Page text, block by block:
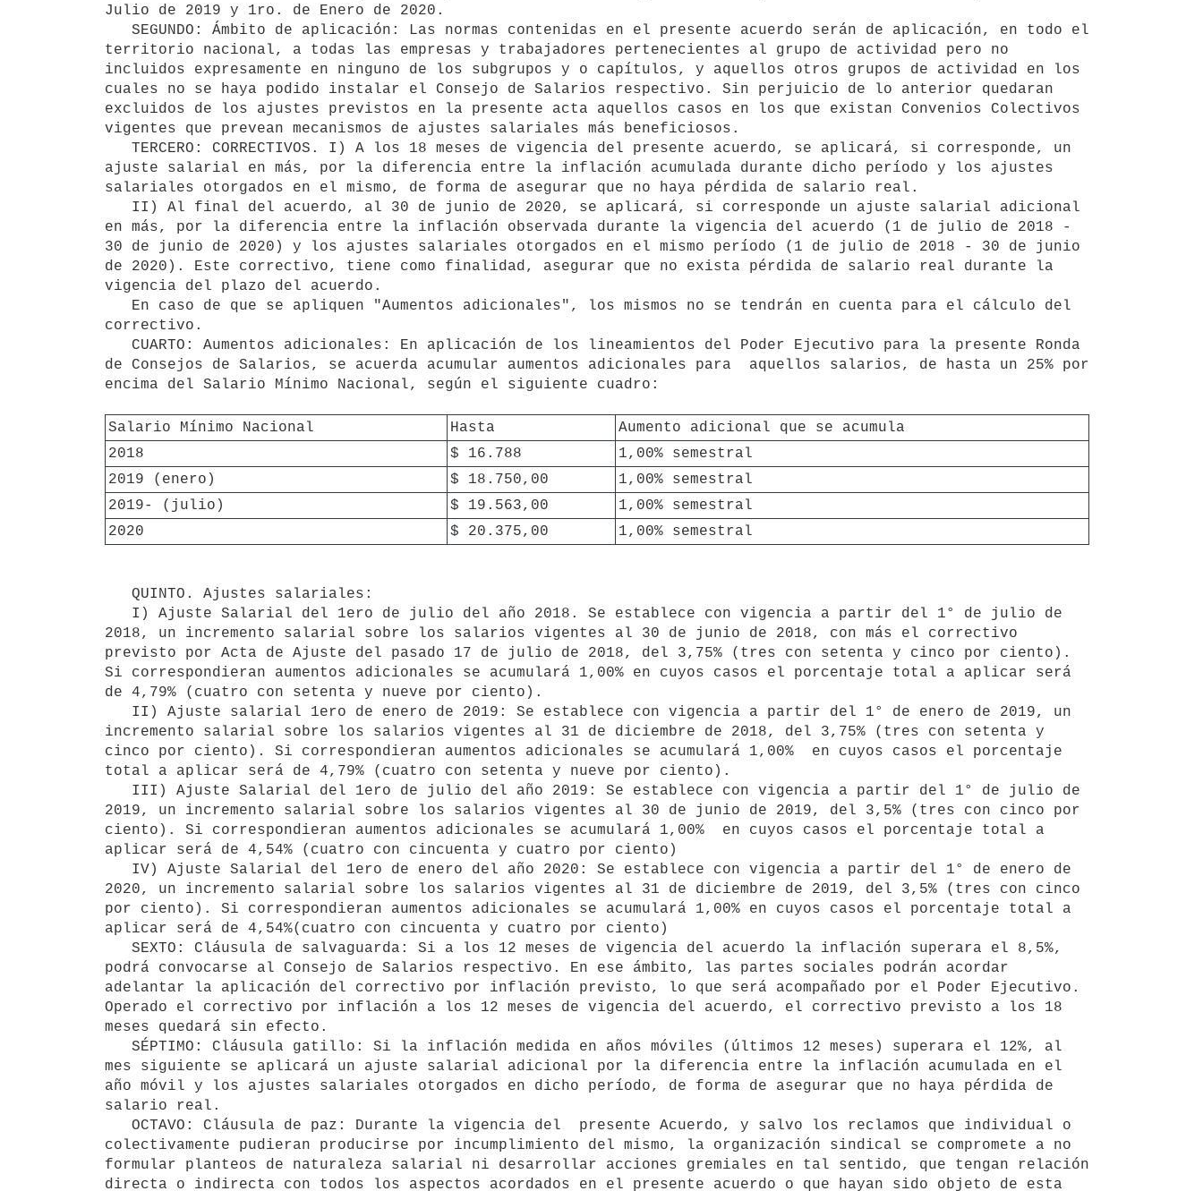
Julio de 2019 y 1ro. de Enero de 2020.
territorio nacional, a todas las empresas y trabajadores pertenecientes al grupo de actividad pero no
incluidos expresamente en ninguno de los subgrupos y o capítulos, y aquellos otros grupos de actividad en los
cuales no se haya podido instalar el Consejo de Salarios respectivo. Sin perjuicio de lo anterior quedaran
excluidos de los ajustes previstos en la presente acta aquellos casos en los que existan Convenios Colectivos
vigentes que prevean mecanismos de ajustes salariales más beneficiosos.
ajuste salarial en más, por la diferencia entre la inflación acumulada durante dicho período y los ajustes
salariales otorgados en el mismo, de forma de asegurar que no haya pérdida de salario real.
en más, por la diferencia entre la inflación observada durante la vigencia del acuerdo (1 de julio de 2018 -
30 de junio de 2020) y los ajustes salariales otorgados en el mismo período (1 de julio de 2018 - 30 de junio
de 2020). Este correctivo, tiene como finalidad, asegurar que no exista pérdida de salario real durante la
vigencia del plazo del acuerdo.
correctivo.
de Consejos de Salarios, se acuerda acumular aumentos adicionales para  aquellos salarios, de hasta un 25% por
encima del Salario Mínimo Nacional, según el siguiente cuadro:
Salario Mínimo Nacional Hasta
Aumento adicional que se acumula
2018
$ 16.788
1,00% semestral
2019 (enero)
$ 18.750,00
1,00% semestral
2019- (julio)
$ 19.563,00
1,00% semestral
2020
$ 20.375,00 1,00% semestral
2018, un incremento salarial sobre los salarios vigentes al 30 de junio de 2018, con más el correctivo
previsto por Acta de Ajuste del pasado 17 de julio de 2018, del 3,75% (tres con setenta y cinco por ciento).
Si correspondieran aumentos adicionales se acumulará 1,00% en cuyos casos el porcentaje total a aplicar será
de 4,79% (cuatro con setenta y nueve por ciento).
incremento salarial sobre los salarios vigentes al 31 de diciembre de 2018, del 3,75% (tres con setenta y
cinco por ciento). Si correspondieran aumentos adicionales se acumulará 1,00%  en cuyos casos el porcentaje
total a aplicar será de 4,79% (cuatro con setenta y nueve por ciento).
2019, un incremento salarial sobre los salarios vigentes al 30 de junio de 2019, del 3,5% (tres con cinco por
ciento). Si correspondieran aumentos adicionales se acumulará 1,00%  en cuyos casos el porcentaje total a
aplicar será de 4,54% (cuatro con cincuenta y cuatro por ciento)
2020, un incremento salarial sobre los salarios vigentes al 31 de diciembre de 2019, del 3,5% (tres con cinco
por ciento). Si correspondieran aumentos adicionales se acumulará 1,00% en cuyos casos el porcentaje total a
aplicar será de 4,54%(cuatro con cincuenta y cuatro por ciento)
podrá convocarse al Consejo de Salarios respectivo. En ese ámbito, las partes sociales podrán acordar
adelantar la aplicación del correctivo por inflación previsto, lo que será acompañado por el Poder Ejecutivo.
Operado el correctivo por inflación a los 12 meses de vigencia del acuerdo, el correctivo previsto a los 18
meses quedará sin efecto.
mes siguiente se aplicará un ajuste salarial adicional por la diferencia entre la inflación acumulada en el
año móvil y los ajustes salariales otorgados en dicho período, de forma de asegurar que no haya pérdida de
salario real.
colectivamente pudieran producirse por incumplimiento del mismo, la organización sindical se compromete a no
formular planteos de naturaleza salarial ni desarrollar acciones gremiales en tal sentido, que tengan relación
directa o indirecta con todos los aspectos acordados en el presente acuerdo o que hayan sido objeto de esta